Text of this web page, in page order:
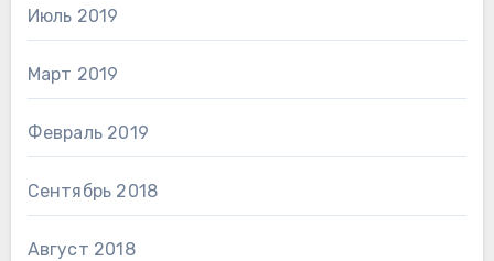
Июль 2019
Март 2019
Февраль 2019
Сентябрь 2018
Август 2018